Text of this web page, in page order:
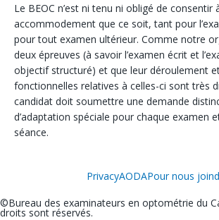
Le BEOC n’est ni tenu ni obligé de consentir
accommodement que ce soit, tant pour
pour tout examen ultérieur. Comme notre
deux épreuves (à savoir l’examen écrit et
objectif structuré) et que leur déroulement
fonctionnelles relatives à celles-ci sont très
candidat doit soumettre une demande
d’adaptation spéciale pour chaque examen
séance.
PrivacyAODAPour nous
©Bureau des examinateurs en optométrie du
droits sont réservés.